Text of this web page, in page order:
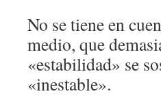
No se tiene en
medio, que
«estabilidad» se
«inestable».